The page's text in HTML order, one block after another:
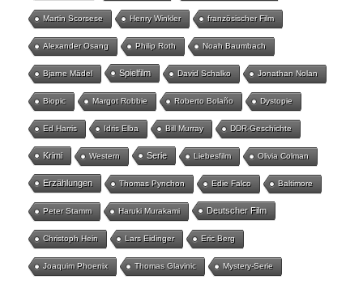
Martin Scorsese Henry Winkler französischer Film
Alexander Osang Philip Roth Noah Baumbach
Bjarne Mädel Spielfilm David Schalko Jonathan Nolan
Biopic Margot Robbie Roberto Bolaño Dystopie
Ed Harris Idris Elba Bill Murray DDR-Geschichte
Krimi Western Serie Liebesfilm Olivia Colman
Erzählungen Thomas Pynchon Edie Falco Baltimore
Peter Stamm Haruki Murakami Deutscher Film
Christoph Hein Lars Eidinger Eric Berg
Joaquim Phoenix Thomas Glavinic Mystery-Serie